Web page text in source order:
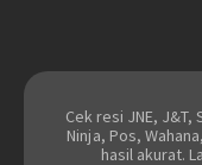
Cek resi JNE,
Ninja, Pos,
hasil akurat.